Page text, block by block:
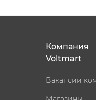
Компания
Voltmart
Вакансии